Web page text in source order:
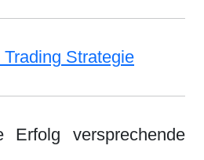
Strategie
versprechende